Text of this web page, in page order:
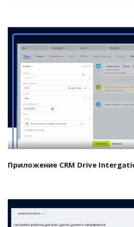
Смотреть проект
Приложение CRM Drive